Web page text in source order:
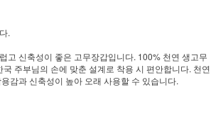
.
고 신축성이 좋은 고무장갑입니다. 100% 천연 생고무
주부님의 손에 맞춘 설계로 착용 시 편안합니다. 천연
감과 신축성이 높아 오래 사용할 수 있습니다.